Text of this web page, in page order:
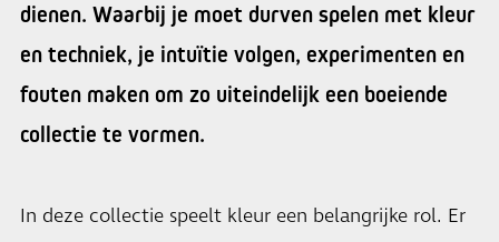
dienen. Waarbij je moet durven spelen met kleur
en techniek, je intuïtie volgen, experimenten en
fouten maken om zo uiteindelijk een boeiende
collectie te vormen.
In deze collectie speelt kleur een belangrijke rol. Er